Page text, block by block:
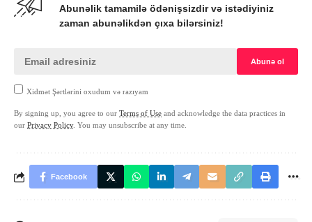
Abunəlik tamamilə ödənişsizdir və istədiyiniz
zaman abunəlikdən çıxa bilərsiniz!
Xidmət Şərtlərini oxudum və razıyam
By signing up, you agree to our Terms of Use and acknowledge the data practices in
our Privacy Policy. You may unsubscribe at any time.
Facebook